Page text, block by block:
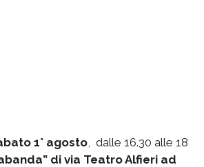
1° agosto , dalle 16.30 alle 18
di via Teatro Alfieri ad